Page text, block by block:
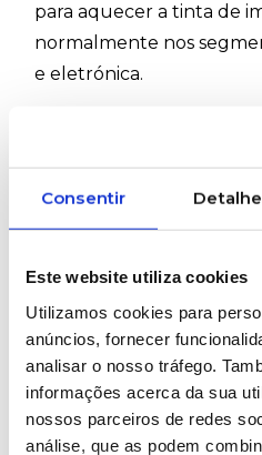
Consentir
Este website utiliza cookies
Utilizamos cookies para
anúncios, fornecer
analisar o nosso tráfego.
informações acerca da sua
nossos parceiros de redes
análise, que as podem
para aquecer a tinta de
normalmente nos
e eletrónica.
PRETENDE MAIS
Marcas